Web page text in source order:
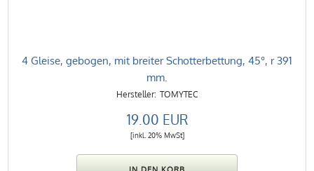
4 Gleise, gebogen, mit breiter Schotterbettung, 45°, r 391
mm.
TOMYTEC
19.00 EUR
[inkl. 20% MwSt]